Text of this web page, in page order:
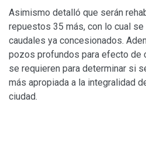
Asimismo detalló que serán
repuestos 35 más, con lo cual
caudales ya concesionados.
pozos profundos para efecto de
se requieren para determinar si
más apropiada a la integralidad
ciudad.